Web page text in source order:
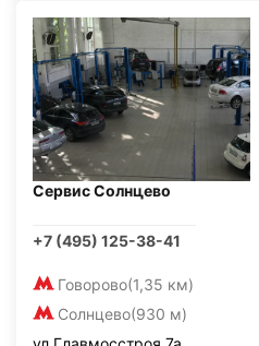
Сервис Солнцево
+7 (495) 125-38-41
Говорово(1,35 км)
Солнцево(930 м)